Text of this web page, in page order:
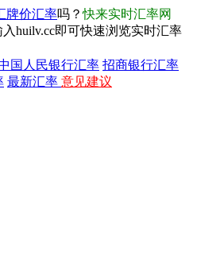
牌价汇率吗？快来实时汇率网
huilv.cc即可快速浏览实时汇率
国人民银行汇率 招商银行汇率
最新汇率 意见建议